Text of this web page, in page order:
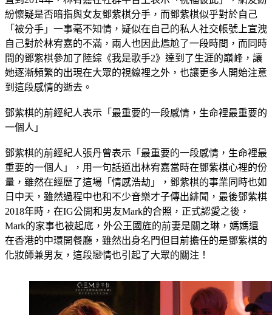
直到2014年，林宥嘉在社群平台上表示「祝福彼此」，網友紛
紛懷疑是否暗指與女友鄧紫棋分手，而鄧紫棋似乎對於自己
「被分手」一事毫不知情，疑似在自己的私人社交帳號上宣洩
自己對於林宥嘉的不滿，兩人也因此尷尬了一段時間，而同時
間的鄧紫棋參加了陸綜《我是歌手2》達到了生涯的巔峰，讓
她逐漸頻繁的出現在大眾的視線裡之外，也讓更多人開始注意
鄧紫棋的前經紀人表示「最重要的一段感情，生命裡最重要的
鄧紫棋的前經紀人張丹曾表示「最重要的一段感情，生命裡最
重要的一個人」，用一句話道出林宥嘉當時在鄧紫棋心裡的份
量，雖然在經歷了這場「情感浩劫」，鄧紫棋的事業同時也如
日中天，雖然過程中也和不少音樂才子傳出緋聞，最後鄧紫棋
2018年時，在IG公開和男友Mark的合照，正式認愛之後，
Mark的家事也被起底，外公王國旌的前妻是關之琳，媽媽還
在香港的中環開餐廳，雖然出身名門但目前擔任的是鄧紫棋的